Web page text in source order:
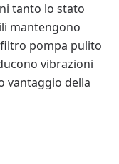
tanto lo stato
mantengono
filtro pompa pulito
vibrazioni
vantaggio della